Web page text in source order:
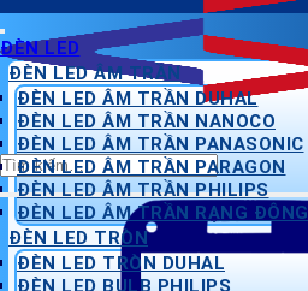
Tìm
kiếm:
ĐÈN LED
ĐÈN LED ÂM TRẦN
ĐÈN LED ÂM TRẦN DUHAL
ĐÈN LED ÂM TRẦN NANOCO
ĐÈN LED ÂM TRẦN PANASONIC
ĐÈN LED ÂM TRẦN PARAGON
ĐÈN LED ÂM TRẦN PHILIPS
ĐÈN LED ÂM TRẦN RẠNG ĐÔNG
ĐÈN LED TRÒN
ĐÈN LED TRÒN DUHAL
ĐÈN LED BULB PHILIPS